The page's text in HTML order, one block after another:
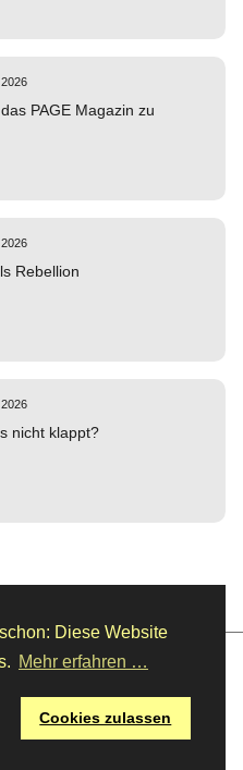
Diese Website
Mehr erfahren …
Cookies zulassen
PAGE Magazin zu
Rebellion
nicht klappt?